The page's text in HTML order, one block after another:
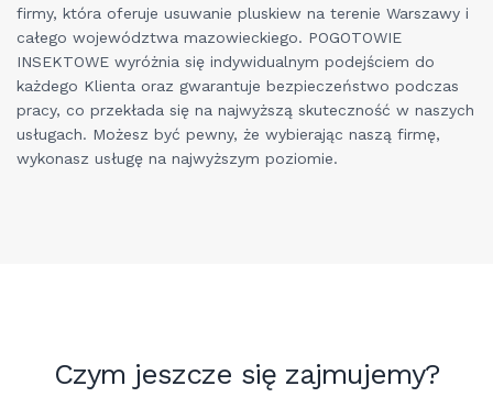
firmy, która oferuje usuwanie pluskiew na terenie Warszawy i
całego województwa mazowieckiego. POGOTOWIE
INSEKTOWE wyróżnia się indywidualnym podejściem do
każdego Klienta oraz gwarantuje bezpieczeństwo podczas
pracy, co przekłada się na najwyższą skuteczność w naszych
usługach. Możesz być pewny, że wybierając naszą firmę,
wykonasz usługę na najwyższym poziomie.
Czym jeszcze się zajmujemy?